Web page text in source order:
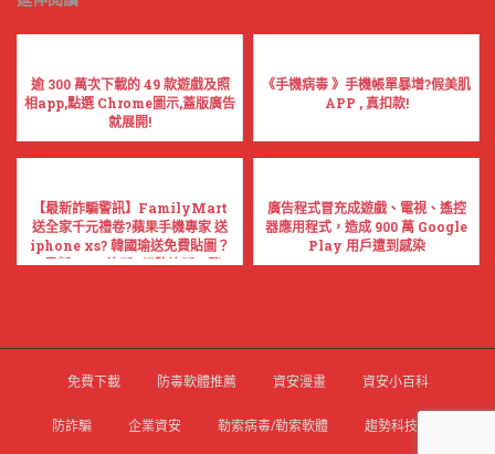
逾 300 萬次下載的 49 款遊戲及照
相app,點選 Chrome圖示,蓋版廣告
就展開!
《手機病毒 》手機帳單暴增?假美肌
APP , 真扣款!
【最新詐騙警訊】FamilyMart
送全家千元禮卷?蘋果手機專家 送
iphone xs? 韓國瑜送免費貼圖？
(最新LINE詐騙 /網路詐騙一覽
廣告程式冒充成遊戲、電視、遙控
器應用程式，造成 900 萬 Google
Play 用戶遭到感染
免費下載 防毒軟體推薦 資安漫畫 資安小百科
防詐騙 企業資安 勒索病毒/勒索軟體 趨勢科技官網